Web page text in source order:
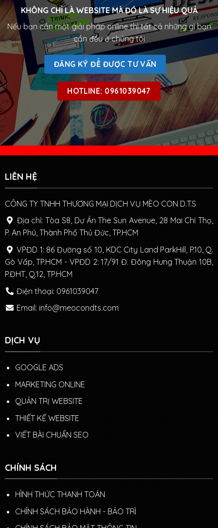
KHÔNG CHỈ LÀ WEBSITE MÀ ĐÓ LÀ SỰ HIỆU QUẢ
Nếu bạn cần một giải pháp online thì tất cả những gì bạn
cần đều ở chúng tôi
ĐĂNG KÝ ĐỂ ĐƯỢC TƯ VẤN
HOTLINE: 0961039047
LIÊN HỆ
CÔNG TY TNHH THƯƠNG MẠI DỊCH VỤ MÈO CON D.T.S
Địa chỉ: Tòa S8, Dự Án The Sun Avenue, 28 Mai Chí Thọ,
P. An Phú, Thành Phố Thủ Đức, TP.HCM
VPĐD 1: 86 Đường số 10, KDC City Land ParkHill, P.10, Q.
Gò Vấp, TP.HCM - VPĐD 2: 17/91 Đ. Đông Hưng Thuận 10B,
P.ĐHT, Q.12, TP.HCM
Điện thoại: 0961039047
Email: info@meocondts.com
DỊCH VỤ
GOOGLE ADS
MARKETING ONLINE
QUẢN TRỊ WEBSITE
THIẾT KẾ WEBSITE
VIẾT BÀI CHUẨN SEO
CHÍNH SÁCH
HÌNH THỨC THANH TOÁN
CHÍNH SÁCH BẢO HÀNH - BẢO TRÌ